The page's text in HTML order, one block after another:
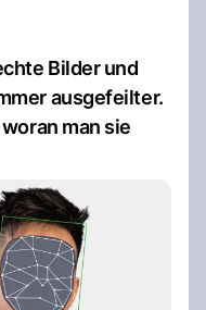
Bilder und
ausgefeilter.
man sie